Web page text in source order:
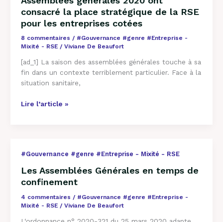
consacré la place stratégique de la RSE
pour les entreprises cotées
8 commentaires / #Gouvernance #genre #Entreprise -
Mixité - RSE/ Viviane De Beaufort
[ad_1] La saison des assemblées générales touche à sa
fin dans un contexte terriblement particulier. Face à la
situation sanitaire,
la
RSE
pour
les
entreprises
Lire l’article »
#Gouvernance #genre #Entreprise - Mixité - RSE
Les Assemblées Générales en temps de
confinement
4 commentaires / #Gouvernance #genre #Entreprise -
Mixité - RSE/ Viviane De Beaufort
Les
Générales
en
temps
de